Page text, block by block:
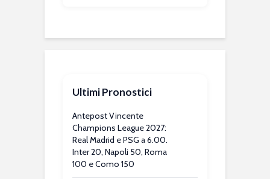
Ultimi Pronostici
Antepost Vincente
Champions League 2027:
Real Madrid e PSG a 6.00.
Inter 20, Napoli 50, Roma
100 e Como 150